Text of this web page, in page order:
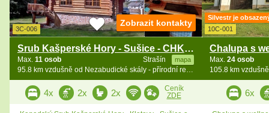
3C-006
Srub Kašperské Hory - Sušice - CHKO Šumava
Strašín mapa
Max. 11 osob
95.8 km vzdušně od Nezabudické skály - přírodní rezervace
Zobrazit kontakty
4x 2x 2x
Ceník
ZDE
Silvestr je
10C-001
Max. 24 osob
6x